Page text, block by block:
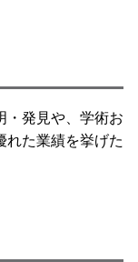
・発見や、学術お
れた業績を挙げた